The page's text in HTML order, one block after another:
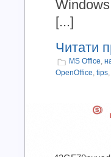
[...]
Читати
MS Office,
OpenOffice, tips,